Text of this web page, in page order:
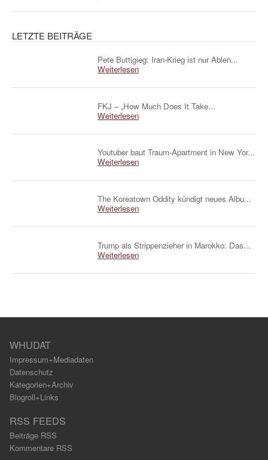
LETZTE BEITRÄGE
Pete Buttigieg: Iran-Krieg ist nur Ablen...
Weiterlesen
FKJ – „How Much Does It Take...
Weiterlesen
Youtuber baut Traum-Apartment in New Yor...
Weiterlesen
The Koreatown Oddity kündigt neues Albu...
Weiterlesen
Trump als Strippenzieher in Marokko: Das...
Weiterlesen
WHUDAT
Impressum+Mediadaten
Datenschutz
Kategorien+Archiv
Blogroll+Links
RSS FEEDS
Beiträge RSS
Kommentare RSS